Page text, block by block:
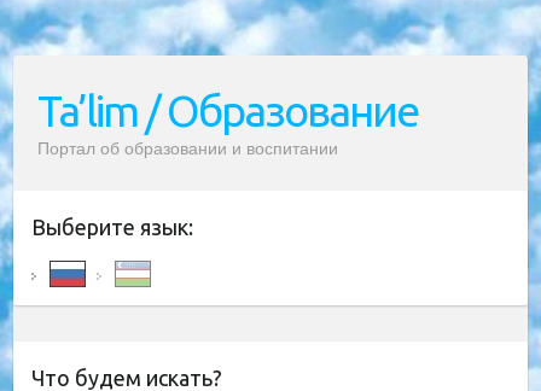
Ta’lim / Образование
Портал об образовании и воспитании
Выберите язык:
Что будем искать?